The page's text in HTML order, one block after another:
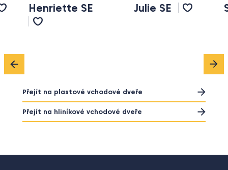
Julie SE Sarah SE
Přejít na plastové vchodové dveře
Přejít na hliníkové vchodové dveře